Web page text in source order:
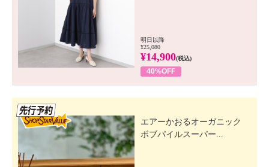
明日以降
¥25,080
¥14,900(税込)
40%OFF
エアーかおるオーガニック
ボブパイルスーパー...